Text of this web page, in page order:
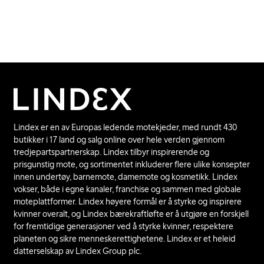
Lindex er en av Europas ledende motekjeder, med rundt 430
butikker i 17 land og salg online over hele verden gjennom
tredjepartspartnerskap. Lindex tilbyr inspirerende og
prisgunstig mote, og sortimentet inkluderer flere ulike konsepter
innen undertøy, barnemote, damemote og kosmetikk. Lindex
vokser, både i egne kanaler, franchise og sammen med globale
moteplattformer. Lindex høyere formål er å styrke og inspirere
kvinner overalt, og Lindex bærekraftløfte er å utgjøre en forskjell
for fremtidige generasjoner ved å styrke kvinner, respektere
planeten og sikre menneskerettighetene. Lindex er et heleid
datterselskap av Lindex Group plc.